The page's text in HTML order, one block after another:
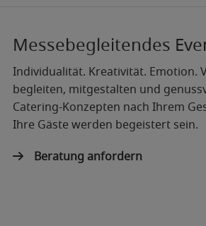
Messebegleitendes
Individualität. Kreativität. Emotion.
begleiten, mitgestalten und
Catering-Konzepten nach Ihrem
Ihre Gäste werden begeistert sein.
Beratung anfordern